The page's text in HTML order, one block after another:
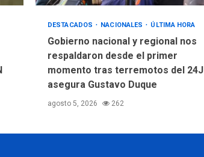
DESTACADOS NACIONALES ÚLTIMA HORA
Gobierno nacional y regional nos
respaldaron desde el primer
momento tras terremotos del 24J
asegura Gustavo Duque
agosto 5, 2026 262